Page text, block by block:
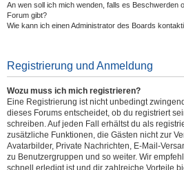
An wen soll ich mich wenden, falls es Beschwerden
Forum gibt?
Wie kann ich einen Administrator des Boards
Registrierung und Anmeldung
Wozu muss ich mich registrieren?
Eine Registrierung ist nicht unbedingt
dieses Forums entscheidet, ob du registriert
schreiben. Auf jeden Fall erhältst du als
zusätzliche Funktionen, die Gästen nicht zur
Avatarbilder, Private Nachrichten, E-Mail-
zu Benutzergruppen und so weiter. Wir
schnell erledigt ist und dir zahlreiche Vorteile